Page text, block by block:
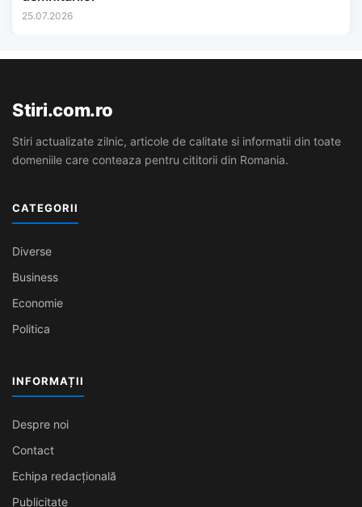
25.07.2026
Stiri.com.ro
Stiri actualizate zilnic, articole de calitate si informatii din toate
domeniile care conteaza pentru cititorii din Romania.
CATEGORII
Diverse
Business
Economie
Politica
INFORMAȚII
Despre noi
Contact
Echipa redacțională
Publicitate